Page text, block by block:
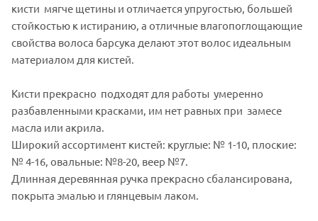
кисти мягче щетины и отличается упругостью, большей
стойкостью к истиранию, а отличные влагопоглощающие
свойства волоса барсука делают этот волос идеальным
материалом для кистей.
Кисти прекрасно подходят для работы умеренно
разбавленными красками, им нет равных при замесе
масла или акрила.
Широкий ассортимент кистей: круглые: № 1-10, плоские:
№ 4-16, овальные: №8-20, веер №7.
Длинная деревянная ручка прекрасно сбалансирована,
покрыта эмалью и глянцевым лаком.